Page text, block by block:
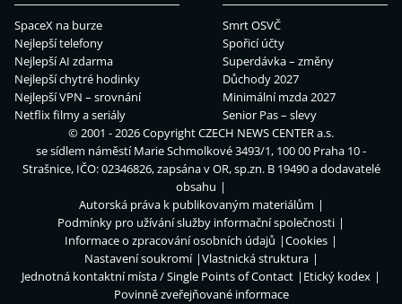
SpaceX na burze
Nejlepší telefony
Nejlepší AI zdarma
Nejlepší chytré hodinky
Nejlepší VPN – srovnání
Netflix filmy a seriály
Smrt OSVČ
Spořicí účty
Superdávka – změny
Důchody 2027
Minimální mzda 2027
Senior Pas – slevy
© 2001 - 2026 CopyrightCZECH NEWS CENTER a.s.
se sídlem náměstí Marie Schmolkové 3493/1, 100 00 Praha 10 -
Strašnice, IČO: 02346826, zapsána v OR, sp.zn. B 19490 a dodavatelé
obsahu
Autorská práva k publikovaným materiálům
Podmínky pro užívání služby informační společnosti
Informace o zpracování osobních údajů
Cookies
Nastavení soukromí
Vlastnická struktura
Jednotná kontaktní místa / Single Points of Contact
Etický kodex
Povinně zveřejňované informace